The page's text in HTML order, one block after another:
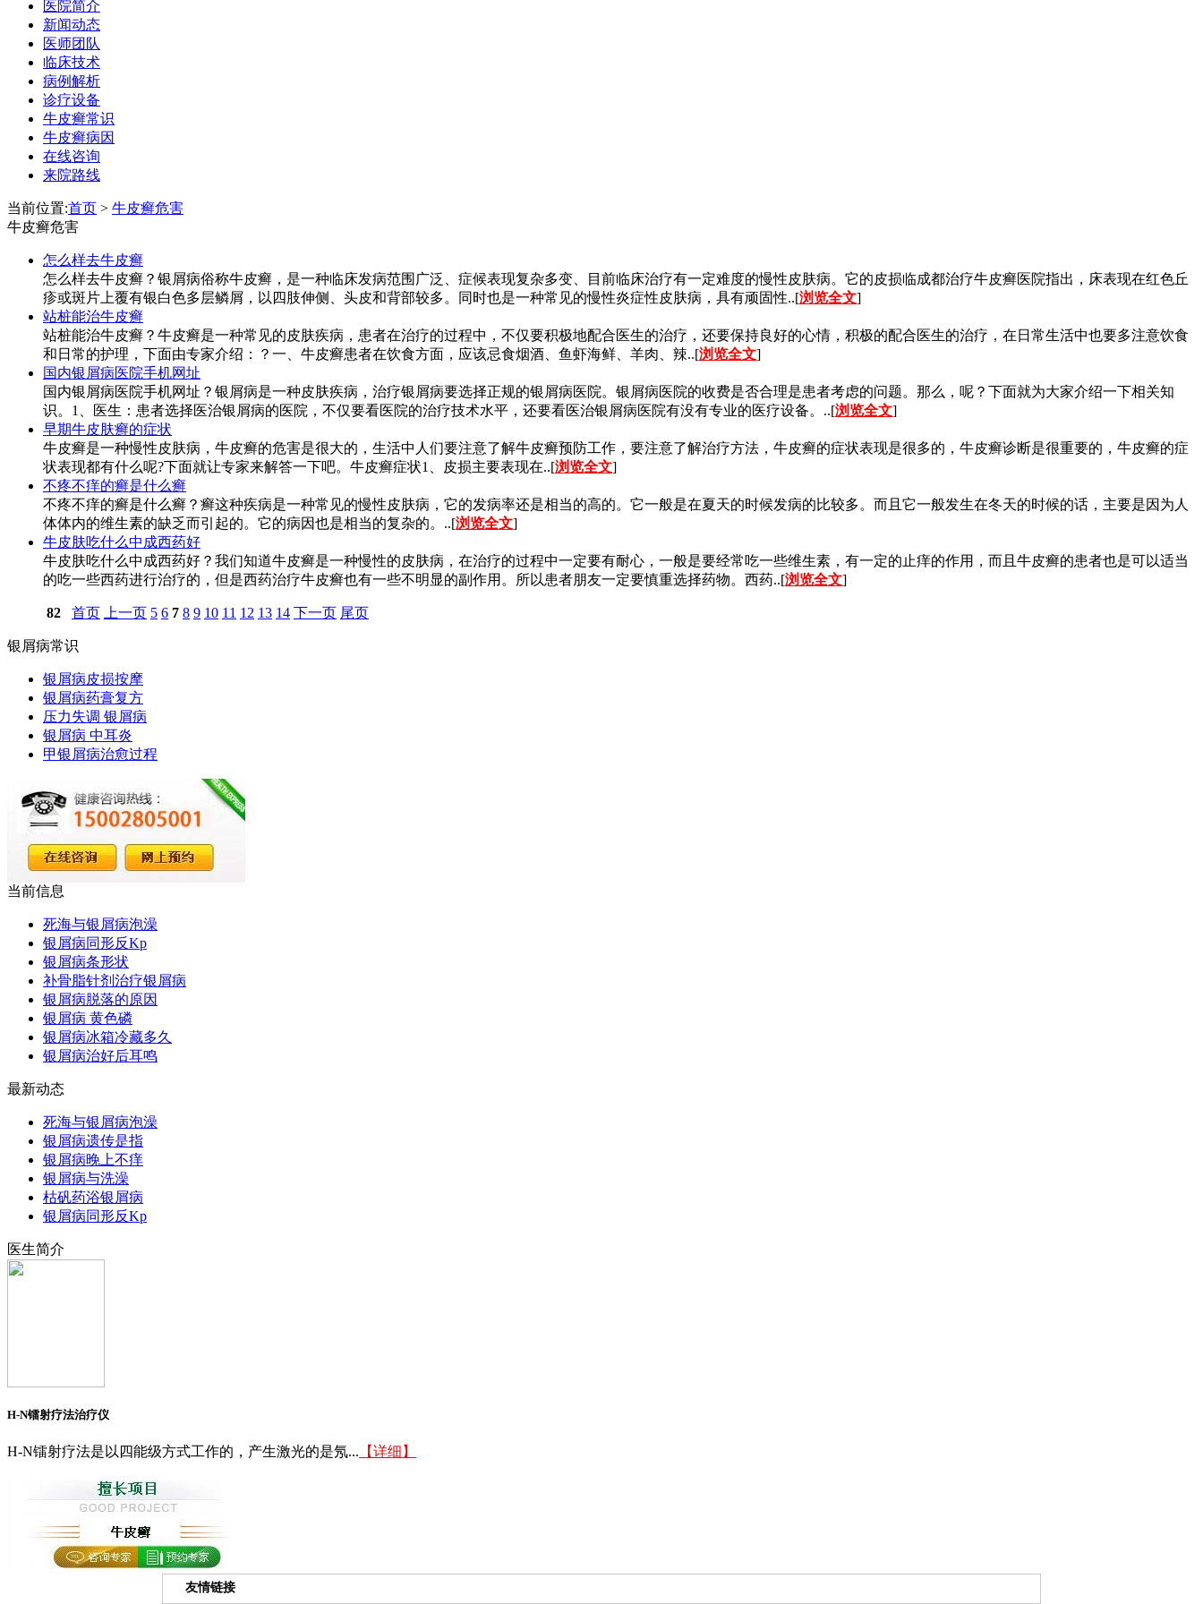
医院简介
新闻动态
医师团队
临床技术
病例解析
诊疗设备
牛皮癣常识
牛皮癣病因
在线咨询
来院路线
当前位置:首页 > 牛皮癣危害
牛皮癣危害
怎么样去牛皮癣
怎么样去牛皮癣？银屑病俗称牛皮癣，是一种临床发病范围广泛、症候表现复杂多变、目前临床治疗有一定难度的慢性皮肤病。它的皮损临成都治疗牛皮癣医院指出，床表现在红色丘
疹或斑片上覆有银白色多层鳞屑，以四肢伸侧、头皮和背部较多。同时也是一种常见的慢性炎症性皮肤病，具有顽固性..[浏览全文]
站桩能治牛皮癣
站桩能治牛皮癣？牛皮癣是一种常见的皮肤疾病，患者在治疗的过程中，不仅要积极地配合医生的治疗，还要保持良好的心情，积极的配合医生的治疗，在日常生活中也要多注意饮食
和日常的护理，下面由专家介绍：？一、牛皮癣患者在饮食方面，应该忌食烟酒、鱼虾海鲜、羊肉、辣..[浏览全文]
国内银屑病医院手机网址
国内银屑病医院手机网址？银屑病是一种皮肤疾病，治疗银屑病要选择正规的银屑病医院。银屑病医院的收费是否合理是患者考虑的问题。那么，呢？下面就为大家介绍一下相关知
识。1、医生：患者选择医治银屑病的医院，不仅要看医院的治疗技术水平，还要看医治银屑病医院有没有专业的医疗设备。..[浏览全文]
早期牛皮肤癣的症状
牛皮癣是一种慢性皮肤病，牛皮癣的危害是很大的，生活中人们要注意了解牛皮癣预防工作，要注意了解治疗方法，牛皮癣的症状表现是很多的，牛皮癣诊断是很重要的，牛皮癣的症
状表现都有什么呢?下面就让专家来解答一下吧。牛皮癣症状1、皮损主要表现在..[浏览全文]
不疼不痒的癣是什么癣
不疼不痒的癣是什么癣？癣这种疾病是一种常见的慢性皮肤病，它的发病率还是相当的高的。它一般是在夏天的时候发病的比较多。而且它一般发生在冬天的时候的话，主要是因为人
体体内的维生素的缺乏而引起的。它的病因也是相当的复杂的。..[浏览全文]
牛皮肤吃什么中成西药好
牛皮肤吃什么中成西药好？我们知道牛皮癣是一种慢性的皮肤病，在治疗的过程中一定要有耐心，一般是要经常吃一些维生素，有一定的止痒的作用，而且牛皮癣的患者也是可以适当
的吃一些西药进行治疗的，但是西药治疗牛皮癣也有一些不明显的副作用。所以患者朋友一定要慎重选择药物。西药..[浏览全文]
82 首页 上一页 5 6 7 8 9 10 11 12 13 14 下一页 尾页
银屑病常识
银屑病皮损按摩
银屑病药膏复方
压力失调 银屑病
银屑病 中耳炎
甲银屑病治愈过程
当前信息
死海与银屑病泡澡
银屑病同形反Kp
银屑病条形状
补骨脂针剂治疗银屑病
银屑病脱落的原因
银屑病 黄色磷
银屑病冰箱冷藏多久
银屑病治好后耳鸣
最新动态
死海与银屑病泡澡
银屑病遗传是指
银屑病晚上不痒
银屑病与洗澡
枯矾药浴银屑病
银屑病同形反Kp
医生简介
H-N镭射疗法治疗仪
H-N镭射疗法是以四能级方式工作的，产生激光的是氖... 【详细】
友情链接